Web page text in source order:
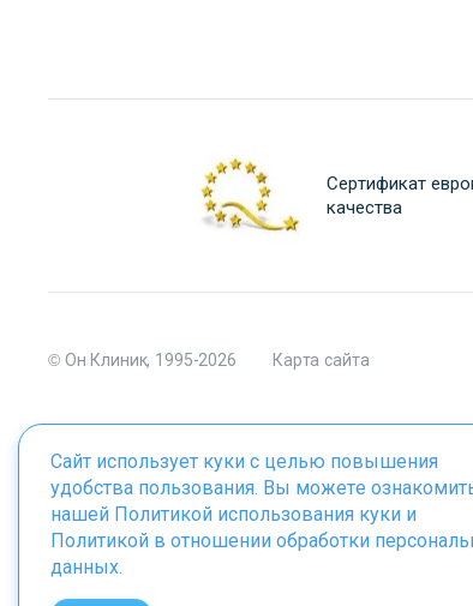
Сертификат
качества
© Он Клиник, 1995-2026 Карта сайта
Материалы сайта являются собственностью ООО
Сайт использует куки с целью повышения
удобства пользования. Вы можете
нашей Политикой использования куки и
Политикой в отношении обработки
данных.